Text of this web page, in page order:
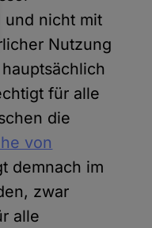
und nicht mit
Nutzung
für alle
die
von
demnach im
zwar
alle